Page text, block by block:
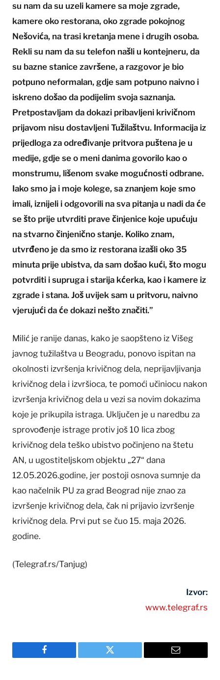
su nam da su uzeli kamere sa moje zgrade,
kamere oko restorana, oko zgrade pokojnog
Nešovića, na trasi kretanja mene i drugih osoba.
Rekli su nam da su telefon našli u kontejneru, da
su bazne stanice završene, a razgovor je bio
potpuno neformalan, gdje sam potpuno naivno i
iskreno došao da podijelim svoja saznanja.
Pretpostavljam da dokazi pribavljeni krivičnom
prijavom nisu dostavljeni Tužilaštvu. Informacija iz
prijedloga za određivanje pritvora puštena je u
medije, gdje se o meni danima govorilo kao o
monstrumu, lišenom svake mogućnosti odbrane.
Iako smo ja i moje kolege, sa znanjem koje smo
imali, iznijeli i odgovorili na sva pitanja u nadi da će
se što prije utvrditi prave činjenice koje upućuju
na stvarno činjenično stanje. Koliko znam,
utvrđeno je da smo iz restorana izašli oko 35
minuta prije ubistva, da sam došao kući, što mogu
potvrditi i supruga i starija kćerka, kao i kamere iz
zgrade i stana. Još uvijek sam u pritvoru, naivno
vjerujući da će dokazi nešto značiti.”
Milić je ranije danas, kako je saopšteno iz Višeg
javnog tužilaštva u Beogradu, ponovo ispitan na
okolnosti izvršenja krivičnog dela, neprijavljivanja
krivičnog dela i izvršioca, te pomoći učiniocu nakon
izvršenja krivičnog dela u vezi sa novim dokazima
koje je prikupila istraga. Uključen je u naredbu za
sprovođenje istrage protiv još 10 lica zbog
krivičnog dela teško ubistvo počinjeno na štetu
AN, u ugostiteljskom objektu „27“ dana
12.05.2026.godine, jer postoji osnova sumnje da
kao načelnik PU za grad Beograd nije znao za
izvršenje krivičnog dela, čak ni prijavio izvršenje
krivičnog dela. Prvi put se čuo 15. maja 2026.
godine.
(Telegraf.rs/Tanjug)
Izvor:
www.telegraf.rs
Facebook Twitter Email